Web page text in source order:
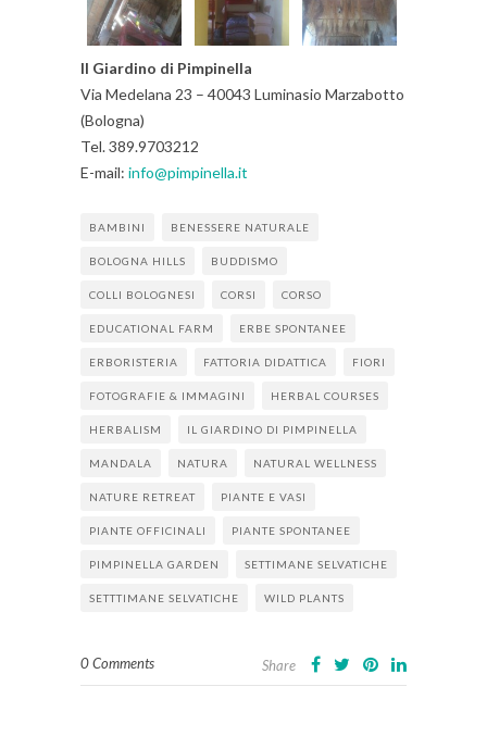
Il Giardino di Pimpinella
Via Medelana 23 – 40043 Luminasio Marzabotto
(Bologna)
Tel. 389.9703212
E-mail: info@pimpinella.it
BAMBINI BENESSERE NATURALE
BOLOGNA HILLS BUDDISMO
COLLI BOLOGNESI CORSI CORSO
EDUCATIONAL FARM ERBE SPONTANEE
ERBORISTERIA FATTORIA DIDATTICA FIORI
FOTOGRAFIE & IMMAGINI HERBAL COURSES
HERBALISM IL GIARDINO DI PIMPINELLA
MANDALA NATURA NATURAL WELLNESS
NATURE RETREAT PIANTE E VASI
PIANTE OFFICINALI PIANTE SPONTANEE
PIMPINELLA GARDEN SETTIMANE SELVATICHE
SETTTIMANE SELVATICHE WILD PLANTS
0 Comments Share